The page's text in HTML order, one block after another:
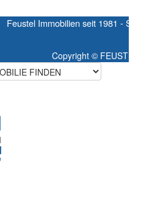
Feustel Immobilien seit 1981 -
Copyright ©FEUSTEL